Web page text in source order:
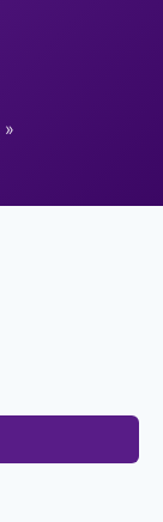
»